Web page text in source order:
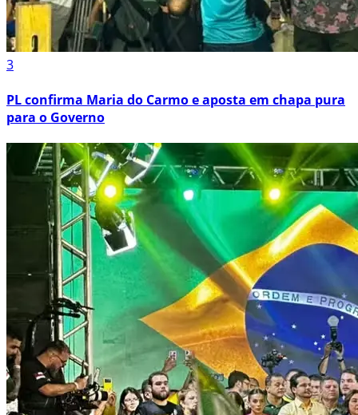
3
PL confirma Maria do Carmo e aposta em chapa pura
para o Governo